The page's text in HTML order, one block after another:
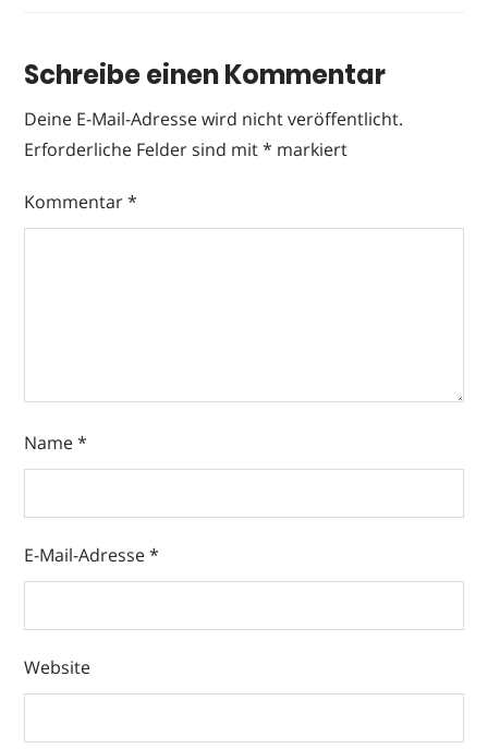
Schreibe einen Kommentar
Deine E-Mail-Adresse wird nicht veröffentlicht.
Erforderliche Felder sind mit* markiert
Kommentar*
Name*
E-Mail-Adresse*
Website